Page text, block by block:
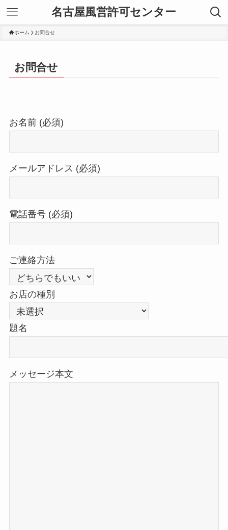
名古屋風営許可センター
ホーム お問合せ
お問合せ
お名前 (必須)
メールアドレス (必須)
電話番号 (必須)
ご連絡方法
お店の種別
題名
メッセージ本文